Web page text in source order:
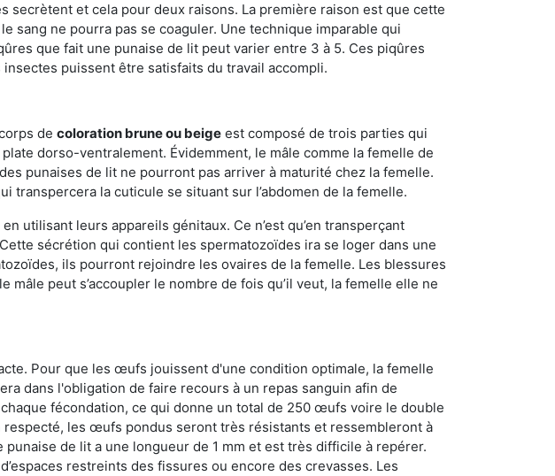
secrètent et cela pour deux raisons. La première raison est que cette
sang ne pourra pas se coaguler. Une technique imparable qui
que fait une punaise de lit peut varier entre 3 à 5. Ces piqûres
puissent être satisfaits du travail accompli.
de coloration brune ou beige est composé de trois parties qui
dorso-ventralement. Évidemment, le mâle comme la femelle de
punaises de lit ne pourront pas arriver à maturité chez la femelle.
la cuticule se situant sur l’abdomen de la femelle.
utilisant leurs appareils génitaux. Ce n’est qu’en transperçant
sécrétion qui contient les spermatozoïdes ira se loger dans une
ils pourront rejoindre les ovaires de la femelle. Les blessures
mâle peut s’accoupler le nombre de fois qu’il veut, la femelle elle ne
Pour que les œufs jouissent d'une condition optimale, la femelle
dans l'obligation de faire recours à un repas sanguin afin de
fécondation, ce qui donne un total de 250 œufs voire le double
les œufs pondus seront très résistants et ressembleront à
de lit a une longueur de 1 mm et est très difficile à repérer.
restreints des fissures ou encore des crevasses. Les